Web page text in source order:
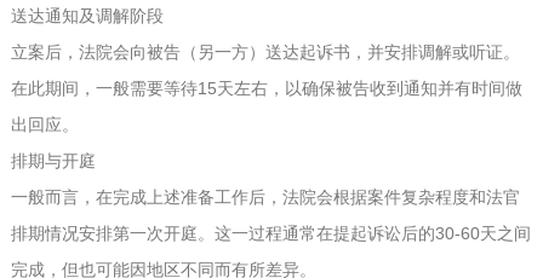
送达通知及调解阶段
立案后，法院会向被告（另一方）送达起诉书，并安排调解或听证。
在此期间，一般需要等待15天左右，以确保被告收到通知并有时间做
出回应。
排期与开庭
一般而言，在完成上述准备工作后，法院会根据案件复杂程度和法官
排期情况安排第一次开庭。这一过程通常在提起诉讼后的30-60天之间
完成，但也可能因地区不同而有所差异。